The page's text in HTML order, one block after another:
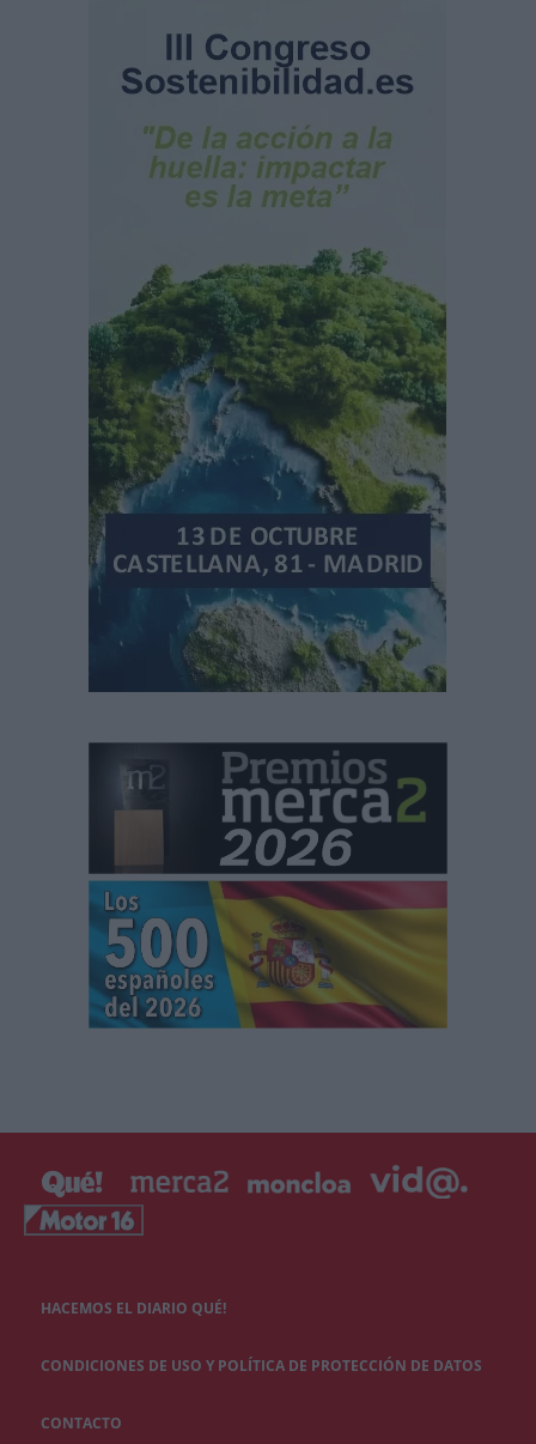
HACEMOS EL DIARIO QUÉ!
CONDICIONES DE USO Y POLÍTICA DE PROTECCIÓN DE DATOS
CONTACTO